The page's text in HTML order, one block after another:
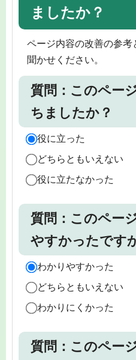
ましたか？
ページ内容の改善の参
聞かせください。
質問：このペー
ちましたか？
役に立った
どちらともいえない
役に立たなかった
質問：このペー
やすかったです
わかりやすかった
どちらともいえない
わかりにくかった
質問：このペー